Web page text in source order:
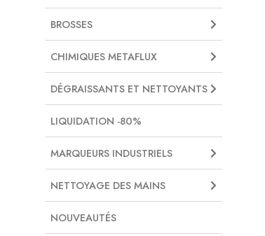
BROSSES
CHIMIQUES METAFLUX
DÉGRAISSANTS ET NETTOYANTS
LIQUIDATION -80%
MARQUEURS INDUSTRIELS
NETTOYAGE DES MAINS
NOUVEAUTÉS